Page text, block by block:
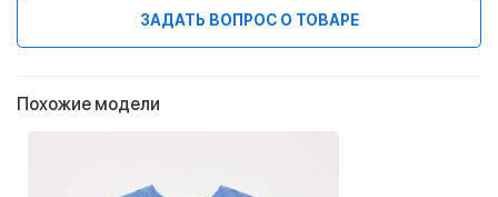
ЗАДАТЬ ВОПРОС О ТОВАРЕ
Похожие модели